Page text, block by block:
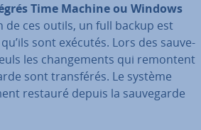
Time Machine ou Windows
de ces outils, un full backup est
sont exécutés. Lors des sau­ve­
les chan­ge­ments qui remontent
sont trans­fé­rés. Le système
restauré depuis la sau­ve­garde